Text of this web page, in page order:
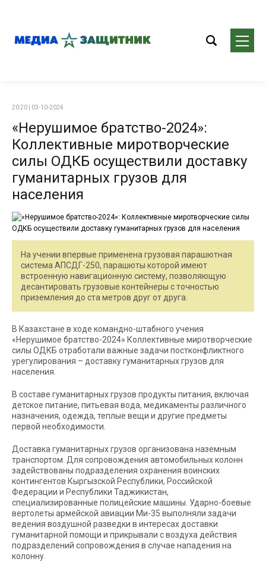
20:20 | 03-10-2024
«Нерушимое братство-2024»:
Коллективные миротворческие
силы ОДКБ осуществили доставку
гуманитарных грузов для
населения
На учении впервые применена грузовая парашютная
система АПСДГ-250, парашюты которой имеют
встроенную навигационную систему, позволяющую
десантировать грузовые контейнеры с точностью
приземления до ста метров друг от друга.
В Казахстане в ходе командно-штабного учения
«Нерушимое братство-2024» Коллективные миротворческие
силы ОДКБ отработали важные задачи постконфликтного
урегулирования – доставку гуманитарных грузов для
населения.
В составе гуманитарных грузов продукты питания, включая
детское питание, питьевая вода, медикаменты различного
назначения, одежда, теплые вещи и другие предметы
первой необходимости.
Доставка гуманитарных грузов организована наземным
транспортом. Для сопровождения автомобильных колонн
задействованы подразделения охранения воинских
контингентов Кыргызской Республики, Российской
Федерации и Республики Таджикистан,
специализированные полицейские машины. Ударно-боевые
вертолеты армейской авиации Ми-35 выполняли задачи
ведения воздушной разведки в интересах доставки
гуманитарной помощи и прикрывали с воздуха действия
подразделений сопровождения в случае нападения на
колонну.